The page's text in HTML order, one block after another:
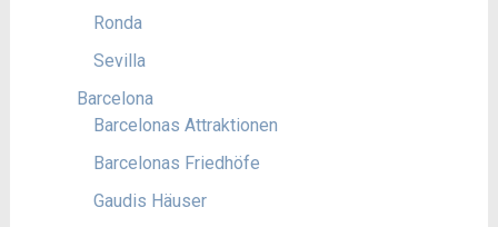
Ronda
Sevilla
Barcelona
Barcelonas Attraktionen
Barcelonas Friedhöfe
Gaudis Häuser